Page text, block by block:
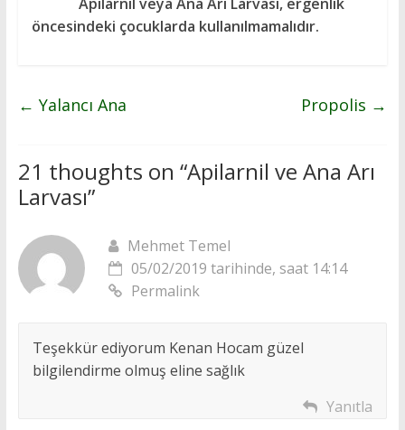
öncesindeki çocuklarda kullanılmamalıdır.
← Yalancı Ana Propolis →
21 thoughts on “Apilarnil ve Ana Arı
Larvası”
Mehmet Temel
05/02/2019 tarihinde, saat 14:14
Permalink
Teşekkür ediyorum Kenan Hocam güzel
bilgilendirme olmuş eline sağlık
Yanıtla